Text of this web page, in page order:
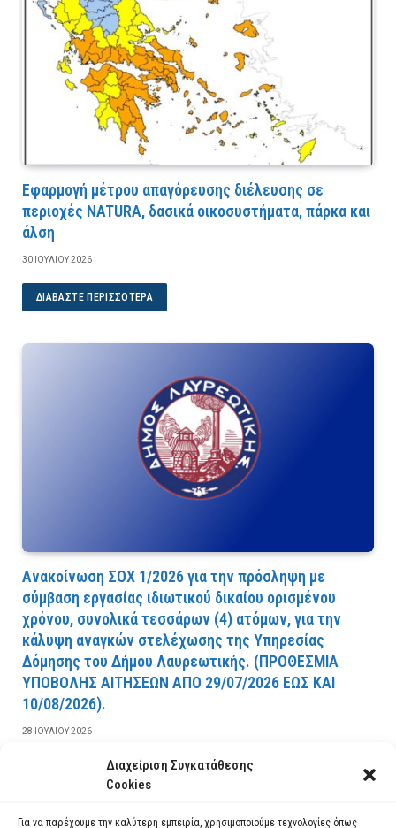
Διαχείριση Συγκατάθεσης
Cookies
Για να παρέχουμε την καλύτερη εμπειρία, χρησιμοποιούμε τεχνολογίες όπως
Εφαρμογή μέτρου απαγόρευσης διέλευσης σε
περιοχές NATURA, δασικά οικοσυστήματα, πάρκα και
άλση
30 ΙΟΥΛΊΟΥ 2026
ΔΙΑΒΆΣΤΕ ΠΕΡΙΣΣΌΤΕΡΑ
Ανακοίνωση ΣΟΧ 1/2026 για την πρόσληψη με
σύμβαση εργασίας ιδιωτικού δικαίου ορισμένου
χρόνου, συνολικά τεσσάρων (4) ατόμων, για την
κάλυψη αναγκών στελέχωσης της Υπηρεσίας
Δόμησης του Δήμου Λαυρεωτικής. (ΠPOΘEΣMIA
YΠOBOΛHΣ AITHΣEΩN AΠO 29/07/2026 EΩΣ KAI
10/08/2026).
28 ΙΟΥΛΊΟΥ 2026
ΔΙΑΒΆΣΤΕ ΠΕΡΙΣΣΌΤΕΡΑ